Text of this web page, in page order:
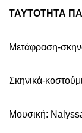
ΤΑΥΤΟΤΗΤΑ
Μετάφραση-
Σκηνικά-
Μουσική: